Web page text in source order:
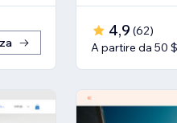
4,9 (62)
A partire da 50 $